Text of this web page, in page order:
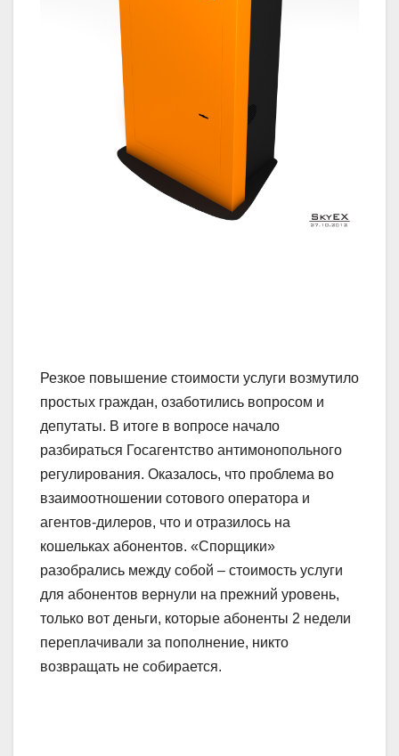
Резкое повышение стоимости услуги возмутило
простых граждан, озаботились вопросом и
депутаты. В итоге в вопросе начало
разбираться Госагентство антимонопольного
регулирования. Оказалось, что проблема во
взаимоотношении сотового оператора и
агентов-дилеров, что и отразилось на
кошельках абонентов. «Спорщики»
разобрались между собой – стоимость услуги
для абонентов вернули на прежний уровень,
только вот деньги, которые абоненты 2 недели
переплачивали за пополнение, никто
возвращать не собирается.